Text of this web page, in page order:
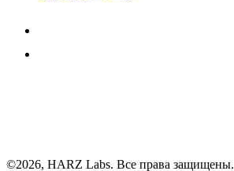
©2026, HARZ Labs. Все права защищены.